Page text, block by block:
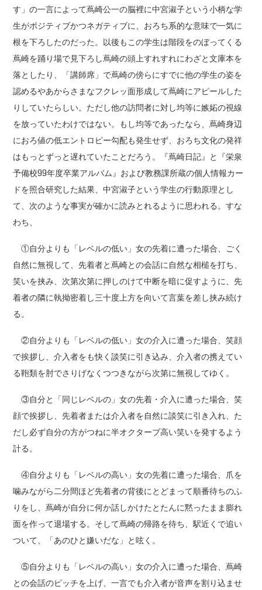
す」の一言によって蔦崎公一の脳裡に中宮淑子という小柄な学
生がポジティブかつネガティブに、おろち系的な意味で一気に
根を下ろしたのだった。以後もこの学生は階段をのぼってくる
蔦崎を踊り場で見下ろし蔦崎の頭上すれすれにわざと文庫本を
落としたり、「講師席」で蔦崎の傍らにすでに他の学生の姿を
認めるやあからさまなフクレッ面形成して蔦崎にアピールした
りしていたらしい。ただし他の訪問者に対し均等に嫉妬の視線
を放っていたわけではない。もし均等であったなら、蔦崎身辺
におろ値の低エントロピー勾配も発生せず、おろち文化の発祥
はもっとずっと遅れていたことだろう。『蔦崎日記』と『栄泉
予備校99年度卒業アルバム』および教務課所蔵の個人情報カー
ドを照合研究した結果、中宮淑子という学生の行動原理とし
て、次のような事実が確かに読みとれるように思われる。すな
わち、
①自分よりも「レベルの低い」女の先着に遭った場合、ごく
自然に無視して、先着者と蔦崎との会話に自然な相槌を打ち、
笑いを挟み、次第次第に押しのけて中断を暗に促すように、先
着者の隣に執拗密着し三十度上方を向いて言葉を差し挟み続け
る。
②自分よりも「レベルの低い」女の介入に遭った場合、笑顔
で挨拶し、介入者をも快く談笑に引き込み、介入者の携えてい
る鞄類を肘でさりげなくつつきながら次第に無視してゆく。
③自分と「同じレベルの」女の先着・介入に遭った場合、笑
顔で挨拶し、先着者または介入者を自然に談笑に引き入れ、た
だし必ず自分の方がつねに半オクターブ高い笑いを発するよう
計る。
④自分よりも「レベルの高い」女の先着に遭った場合、爪を
噛みながら二分間ほど先着者の背後にとどまって順番待ちのふ
りをし、蔦崎が自分に何か話しかけたとたんに黙ったまま膨れ
面を作って退場する。そして蔦崎の帰路を待ち、駅近くで追い
ついて、「あのひと嫌いだな」と呟く。
⑤自分よりも「レベルの高い」女の介入に遭った場合、蔦崎
との会話のピッチを上げ、一言でも介入者が音声を割り込ませ